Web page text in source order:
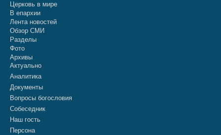
Церковь в мире
В епархии
Лента новостей
Обзор СМИ
Разделы
Фото
Архивы
Актуально
Аналитика
Документы
Вопросы богословия
Собеседник
Наш гость
Персона